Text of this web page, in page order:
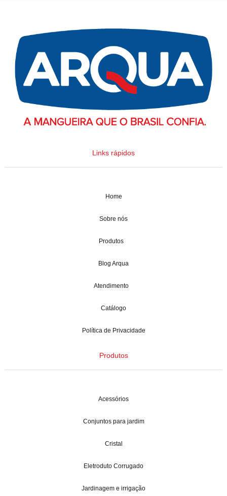
Links rápidos
Home
Sobre nós
Produtos
Blog Arqua
Atendimento
Catálogo
Política de Privacidade
Produtos
Acessórios
Conjuntos para jardim
Cristal
Eletroduto Corrugado
Jardinagem e irrigação